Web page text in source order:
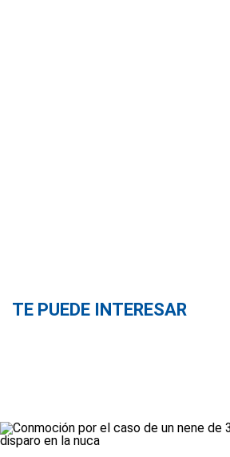
TE PUEDE INTERESAR